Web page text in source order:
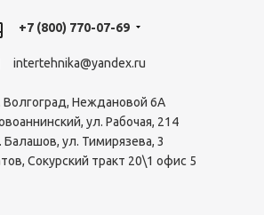
+7 (800) 770-07-69
intertehnika@yandex.ru
Волгоград, Неждановой 6А
ул. Рабочая, 214
Балашов, ул. Тимирязева, 3
Сокурский тракт 20\1 офис 5